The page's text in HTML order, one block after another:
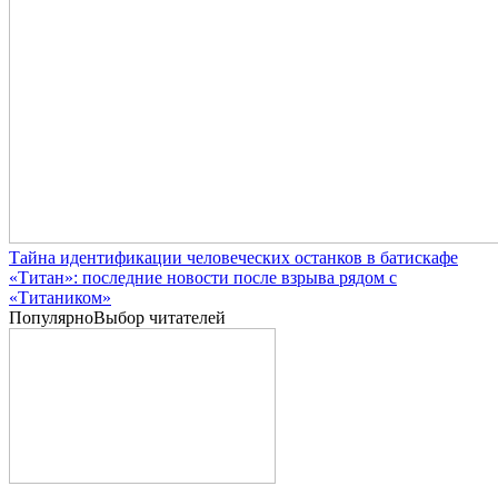
Тайна идентификации человеческих останков в батискафе
«Титан»: последние новости после взрыва рядом с
«Титаником»
ПопулярноВыбор читателей